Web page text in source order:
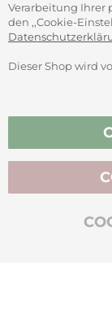
Vertrag
BIO-
Verarbeitung Ihrer
den ,,Cookie-
Dieser Shop wird